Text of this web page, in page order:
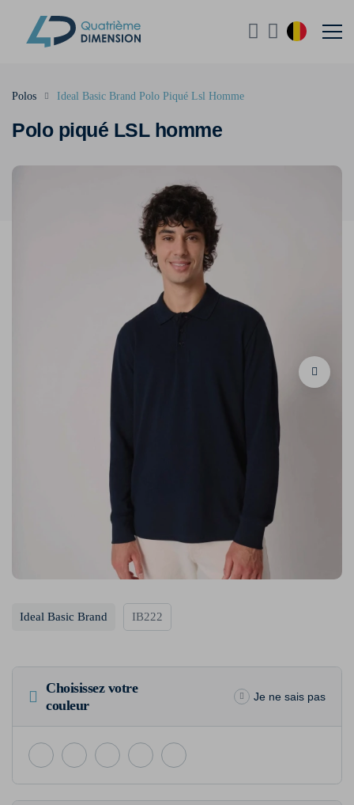
Polo piqué LSL homme
Polos Ideal Basic Brand Polo Piqué Lsl Homme
Ideal Basic Brand IB222
Choisissez votre
couleur
Je ne sais pas